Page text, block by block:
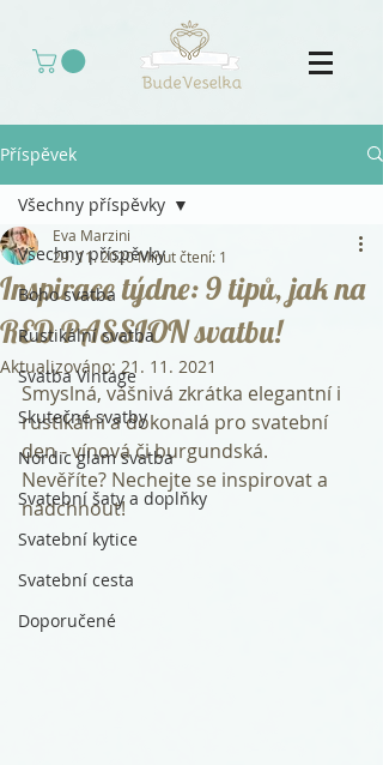
Příspěvek
Všechny příspěvky
Boho svatba
Rustikální svatba
Svatba Vintage
Skutečné svatby
Nordic glam svatba
Svatební šaty a doplňky
Svatební kytice
Svatební cesta
Doporučené
Všechny příspěvky
Inspirace týdne: 9 tipů, jak na
RED PASSION svatbu!
Eva Marzini
29. 11. 2020Minut čtení: 1
Aktualizováno: 21. 11. 2021
Smyslná, vášnivá zkrátka elegantní i
rustikální a dokonalá pro svatební
den - vínová či burgundská.
Nevěříte? Nechejte se inspirovat a
nadchnout!